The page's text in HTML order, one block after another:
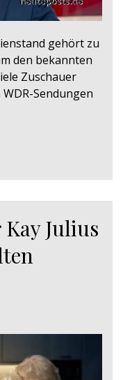
gehört zu
den bekannten
Zuschauer
Sendungen
Kay Julius